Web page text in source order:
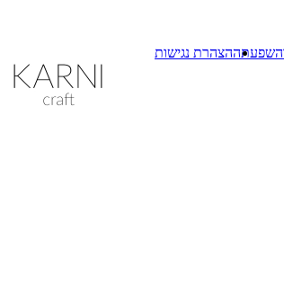
והשפעתההצהרת נגישות